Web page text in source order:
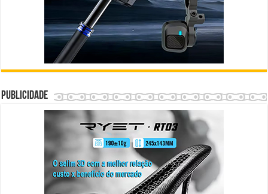
Publicidade